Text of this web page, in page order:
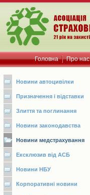
Головна Про нас
Новини автоцивілки
Призначення і відставки
Злиття та поглинання
Новини законодавства
Новини медстрахування
Ексклюзив від АСБ
Новини НБУ
Корпоративні новини